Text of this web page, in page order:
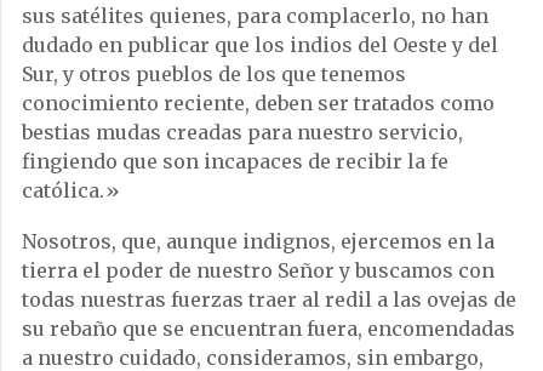
sus satélites quienes, para complacerlo, no han
dudado en publicar que los indios del Oeste y del
Sur, y otros pueblos de los que tenemos
conocimiento reciente, deben ser tratados como
bestias mudas creadas para nuestro servicio,
fingiendo que son incapaces de recibir la fe
católica.»
Nosotros, que, aunque indignos, ejercemos en la
tierra el poder de nuestro Señor y buscamos con
todas nuestras fuerzas traer al redil a las ovejas de
su rebaño que se encuentran fuera, encomendadas
a nuestro cuidado, consideramos, sin embargo,